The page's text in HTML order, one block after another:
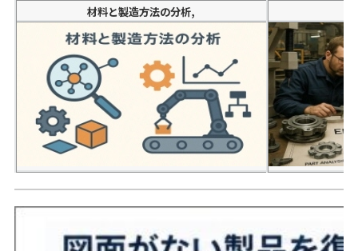
材料と製造方法の分析,